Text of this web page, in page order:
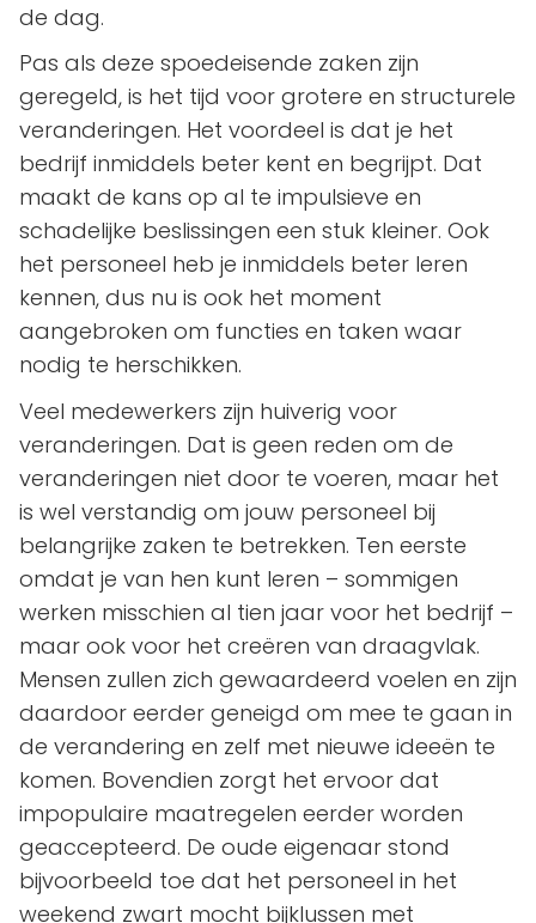
de dag.
Pas als deze spoedeisende zaken zijn
geregeld, is het tijd voor grotere en structurele
veranderingen. Het voordeel is dat je het
bedrijf inmiddels beter kent en begrijpt. Dat
maakt de kans op al te impulsieve en
schadelijke beslissingen een stuk kleiner. Ook
het personeel heb je inmiddels beter leren
kennen, dus nu is ook het moment
aangebroken om functies en taken waar
nodig te herschikken.
Veel medewerkers zijn huiverig voor
veranderingen. Dat is geen reden om de
veranderingen niet door te voeren, maar het
is wel verstandig om jouw personeel bij
belangrijke zaken te betrekken. Ten eerste
omdat je van hen kunt leren – sommigen
werken misschien al tien jaar voor het bedrijf –
maar ook voor het creëren van draagvlak.
Mensen zullen zich gewaardeerd voelen en zijn
daardoor eerder geneigd om mee te gaan in
de verandering en zelf met nieuwe ideeën te
komen. Bovendien zorgt het ervoor dat
impopulaire maatregelen eerder worden
geaccepteerd. De oude eigenaar stond
bijvoorbeeld toe dat het personeel in het
weekend zwart mocht bijklussen met